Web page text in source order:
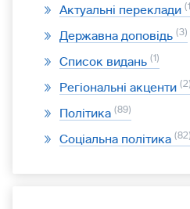
Актуальні переклади 1
Державна доповідь 3
Список видань 1
Регіональні акценти 2
Політика 89
Соціальна політика 82